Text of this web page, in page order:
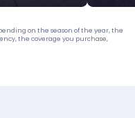
on the season of the year, the
the coverage you purchase,